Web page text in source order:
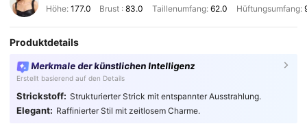
Höhe: 177.0 Brust :83.0 Taillenumfang: 62.0 Hüftungsumfang:
Produktdetails
Merkmale der künstlichen Intelligenz
Erstellt basierend auf den Details
Strickstoff: Strukturierter Strick mit entspannter Ausstrahlung.
Elegant: Raffinierter Stil mit zeitlosem Charme.